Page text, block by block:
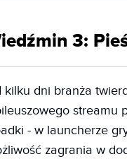
3:
kilku dni branża
streamu
- w launcherze
zagrania w